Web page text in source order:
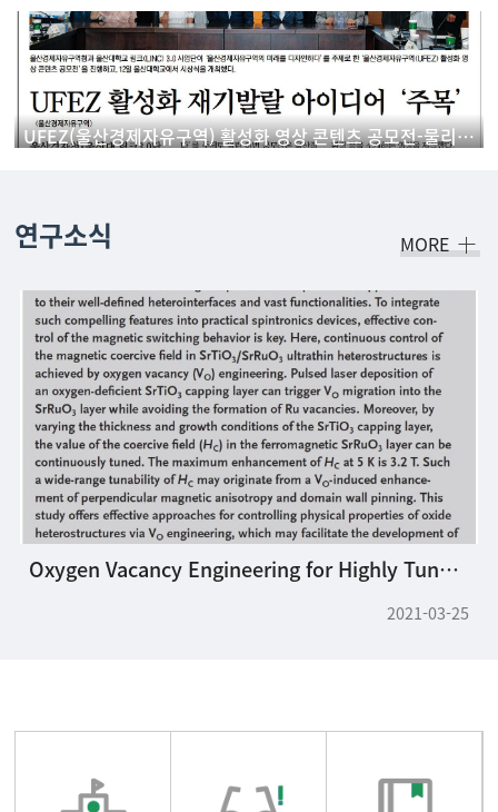
UFEZ(울산경제자유구역) 활성화 영상 콘텐츠 공모전-물리학과 학생 '우수상' 수상
연구소식 MORE
Oxygen Vacancy Engineering for Highly Tunable Ferromagnetic Properties: A Case of SrRuO3 Ultrathin Film with a SrTiO3 Capping Layer
2021-03-25